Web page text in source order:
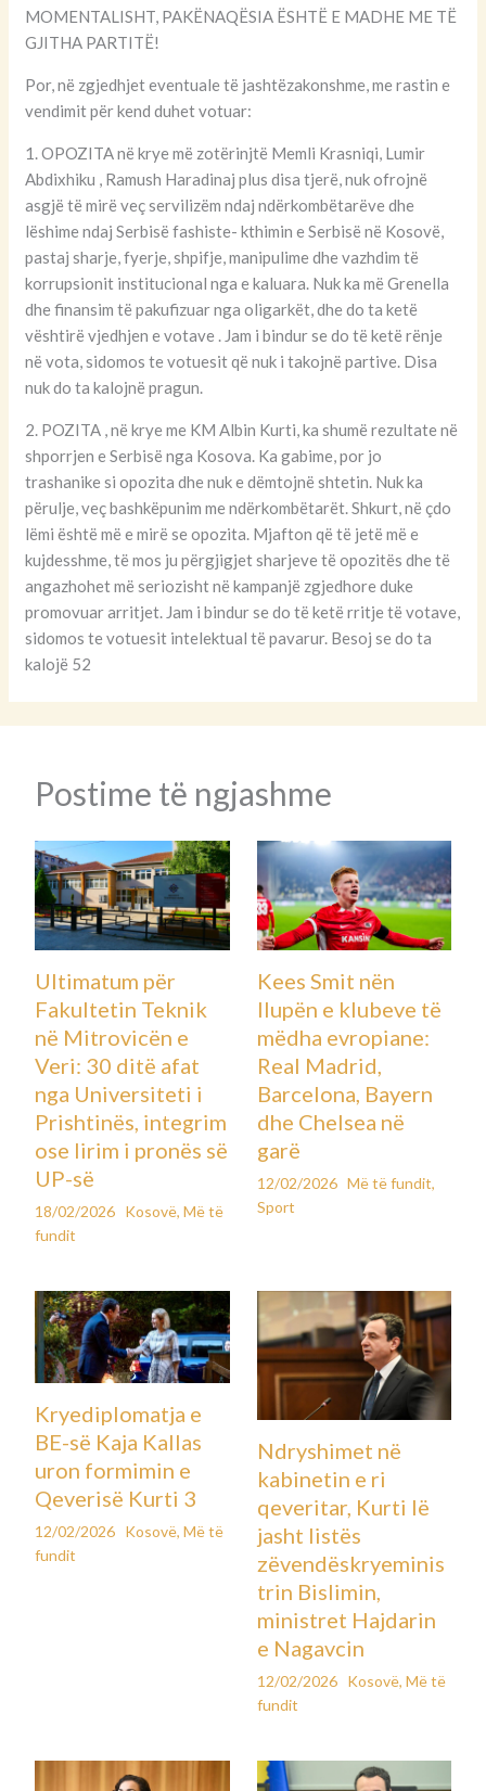
MOMENTALISHT, PAKËNAQËSIA ËSHTË E MADHE ME TË
GJITHA PARTITË!
Por, në zgjedhjet eventuale të jashtëzakonshme, me rastin e
vendimit për kend duhet votuar:
1. OPOZITA në krye më zotërinjtë Memli Krasniqi, Lumir
Abdixhiku , Ramush Haradinaj plus disa tjerë, nuk ofrojnë
asgjë të mirë veç servilizëm ndaj ndërkombëtarëve dhe
lëshime ndaj Serbisë fashiste- kthimin e Serbisë në Kosovë,
pastaj sharje, fyerje, shpifje, manipulime dhe vazhdim të
korrupsionit institucional nga e kaluara. Nuk ka më Grenella
dhe finansim të pakufizuar nga oligarkët, dhe do ta ketë
vështirë vjedhjen e votave . Jam i bindur se do të ketë rënje
në vota, sidomos te votuesit që nuk i takojnë partive. Disa
nuk do ta kalojnë pragun.
2. POZITA , në krye me KM Albin Kurti, ka shumë rezultate në
shporrjen e Serbisë nga Kosova. Ka gabime, por jo
trashanike si opozita dhe nuk e dëmtojnë shtetin. Nuk ka
përulje, veç bashkëpunim me ndërkombëtarët. Shkurt, në çdo
lëmi është më e mirë se opozita. Mjafton që të jetë më e
kujdesshme, të mos ju përgjigjet sharjeve të opozitës dhe të
angazhohet më seriozisht në kampanjë zgjedhore duke
promovuar arritjet. Jam i bindur se do të ketë rritje të votave,
sidomos te votuesit intelektual të pavarur. Besoj se do ta
kalojë 52
Postime të ngjashme
Ultimatum për
Fakultetin Teknik
në Mitrovicën e
Veri: 30 ditë afat
nga Universiteti i
Prishtinës, integrim
ose lirim i pronës së
UP-së
18/02/2026 Kosovë,Më të
fundit
Kees Smit nën
llupën e klubeve të
mëdha evropiane:
Real Madrid,
Barcelona, Bayern
dhe Chelsea në
garë
12/02/2026 Më të fundit,
Sport
Kryediplomatja e
BE-së Kaja Kallas
uron formimin e
Qeverisë Kurti 3
12/02/2026 Kosovë,Më të
fundit
Ndryshimet në
kabinetin e ri
qeveritar, Kurti lë
jasht listës
zëvendëskryeminis
trin Bislimin,
ministret Hajdarin
e Nagavcin
12/02/2026 Kosovë, Më të
fundit